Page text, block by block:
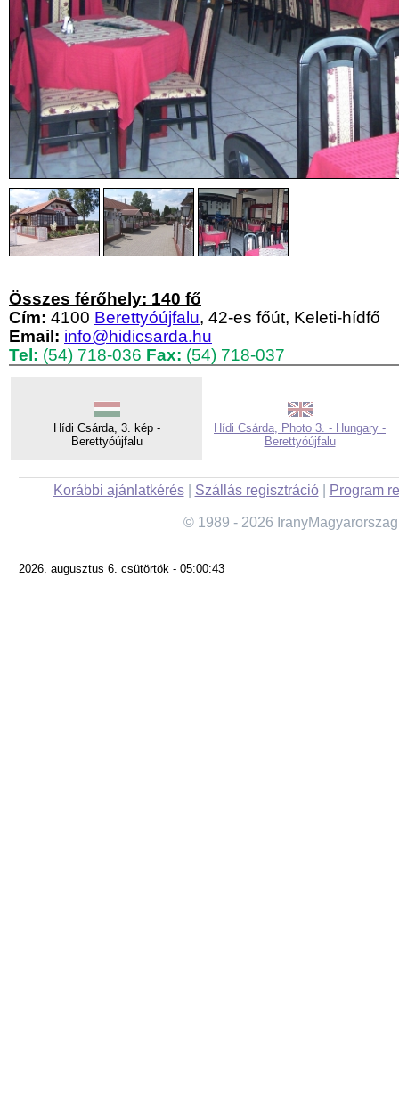
Összes férőhely: 140 fő
Cím: 4100 Berettyóújfalu, 42-es főút, Keleti-hídfő
Email: info@hidicsarda.hu
Tel: (54) 718-036 Fax: (54) 718-037
Hídi Csárda, 3. kép -
Berettyóújfalu
Hídi Csárda, Photo 3. - Hungary -
Berettyóújfalu
Korábbi ajánlatkérés| Szállás regisztráció| Program
© 1989 - 2026
2026. augusztus 6. csütörtök - 05:00:43